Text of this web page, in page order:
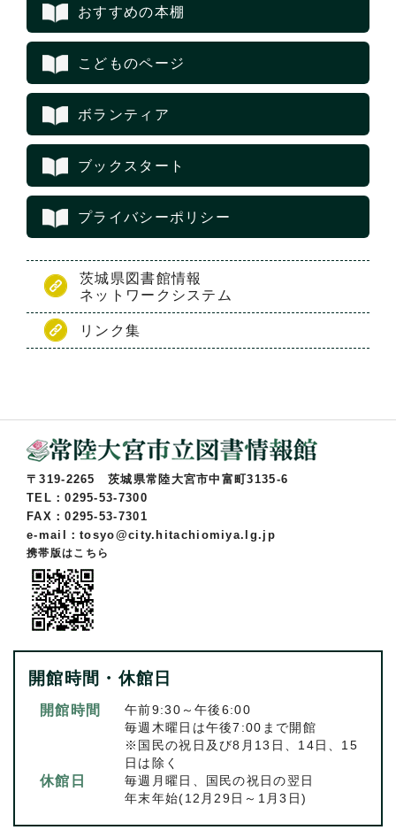
おすすめの本棚
こどものページ
ボランティア
ブックスタート
プライバシーポリシー
茨城県図書館情報
ネットワークシステム
リンク集
〒319-2265 茨城県常陸大宮市中富町3135-6
TEL：0295-53-7300
FAX：0295-53-7301
e-mail：tosyo@city.hitachiomiya.lg.jp
携帯版はこちら
開館時間・休館日
開館時間
午前9:30～午後6:00
毎週木曜日は午後7:00まで開館
※国民の祝日及び8月13日、14日、15
日は除く
休館日
毎週月曜日、国民の祝日の翌日
年末年始(12月29日～1月3日)